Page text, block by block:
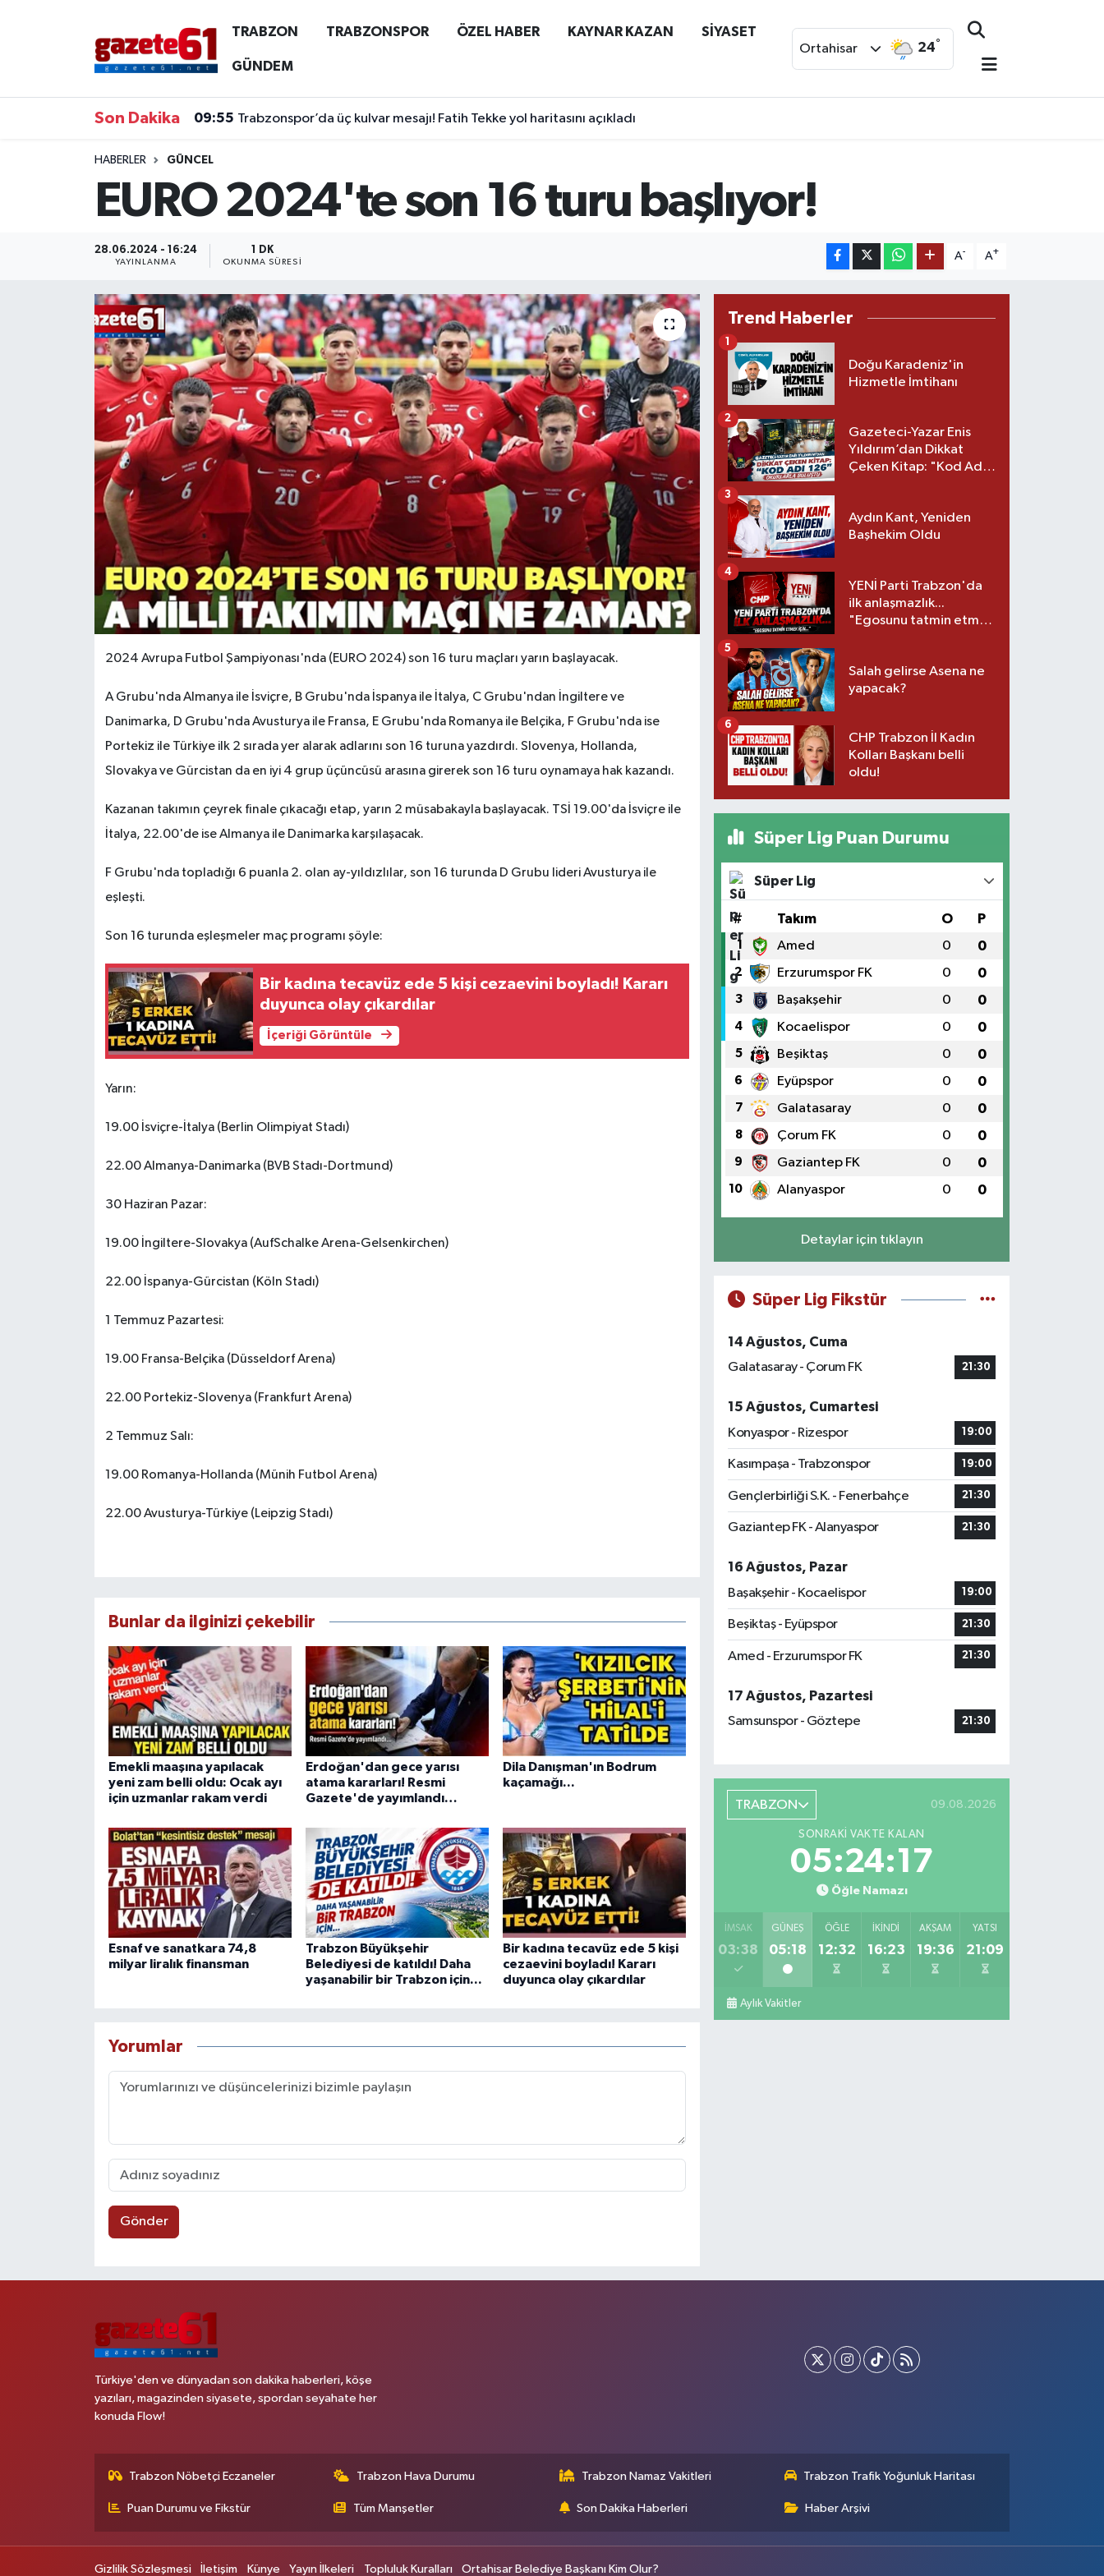
TRABZON TRABZONSPOR ÖZEL HABER KAYNAR KAZAN SİYASET
GÜNDEM
Ortahisar 24°
Son Dakika 09:55 Trabzonspor’da üç kulvar mesajı! Fatih Tekke yol haritasını açıkladı
HABERLER GÜNCEL
EURO 2024'te son 16 turu başlıyor!
28.06.2024 - 16:24
YAYINLANMA
1 DK
OKUNMA SÜRESI
A- A+
2024 Avrupa Futbol Şampiyonası'nda (EURO 2024) son 16 turu maçları yarın başlayacak.
A Grubu'nda Almanya ile İsviçre, B Grubu'nda İspanya ile İtalya, C Grubu'ndan İngiltere ve
Danimarka, D Grubu'nda Avusturya ile Fransa, E Grubu'nda Romanya ile Belçika, F Grubu'nda ise
Portekiz ile Türkiye ilk 2 sırada yer alarak adlarını son 16 turuna yazdırdı. Slovenya, Hollanda,
Slovakya ve Gürcistan da en iyi 4 grup üçüncüsü arasına girerek son 16 turu oynamaya hak kazandı.
Kazanan takımın çeyrek finale çıkacağı etap, yarın 2 müsabakayla başlayacak. TSİ 19.00'da İsviçre ile
İtalya, 22.00'de ise Almanya ile Danimarka karşılaşacak.
F Grubu'nda topladığı 6 puanla 2. olan ay-yıldızlılar, son 16 turunda D Grubu lideri Avusturya ile
eşleşti.
Son 16 turunda eşleşmeler maç programı şöyle:
Bir kadına tecavüz ede 5 kişi cezaevini boyladı! Kararı
duyunca olay çıkardılar
İçeriği Görüntüle
Yarın:
19.00 İsviçre-İtalya (Berlin Olimpiyat Stadı)
22.00 Almanya-Danimarka (BVB Stadı-Dortmund)
30 Haziran Pazar:
19.00 İngiltere-Slovakya (AufSchalke Arena-Gelsenkirchen)
22.00 İspanya-Gürcistan (Köln Stadı)
1 Temmuz Pazartesi:
19.00 Fransa-Belçika (Düsseldorf Arena)
22.00 Portekiz-Slovenya (Frankfurt Arena)
2 Temmuz Salı:
19.00 Romanya-Hollanda (Münih Futbol Arena)
22.00 Avusturya-Türkiye (Leipzig Stadı)
Bunlar da ilginizi çekebilir
Emekli maaşına yapılacak
yeni zam belli oldu: Ocak ayı
için uzmanlar rakam verdi
Erdoğan'dan gece yarısı
atama kararları! Resmi
Gazete'de yayımlandı…
Dila Danışman'ın Bodrum
kaçamağı...
Esnaf ve sanatkara 74,8
milyar liralık finansman
Trabzon Büyükşehir
Belediyesi de katıldı! Daha
yaşanabilir bir Trabzon için...
Bir kadına tecavüz ede 5 kişi
cezaevini boyladı! Kararı
duyunca olay çıkardılar
Yorumlar
Gönder
Trend Haberler
Doğu Karadeniz'in
Hizmetle İmtihanı
1
Gazeteci-Yazar Enis
Yıldırım’dan Dikkat
Çeken Kitap: "Kod Adı
2
Aydın Kant, Yeniden
Başhekim Oldu
3
YENİ Parti Trabzon'da
ilk anlaşmazlık...
"Egosunu tatmin etmek
4
Salah gelirse Asena ne
yapacak?
5
CHP Trabzon İl Kadın
Kolları Başkanı belli
oldu!
6
Süper Lig Puan Durumu
Süper Lig
# Takım O P
1 Amed 0 0
2 Erzurumspor FK 0 0
3 Başakşehir 0 0
4 Kocaelispor 0 0
5 Beşiktaş 0 0
6 Eyüpspor 0 0
7 Galatasaray 0 0
8 Çorum FK 0 0
9 Gaziantep FK 0 0
10 Alanyaspor 0 0
Detaylar için tıklayın
Süper Lig Fikstür
14 Ağustos, Cuma
Galatasaray - Çorum FK
21:30
15 Ağustos, Cumartesi
Konyaspor - Rizespor
19:00
Kasımpaşa - Trabzonspor 19:00
Gençlerbirliği S.K. - Fenerbahçe 21:30
Gaziantep FK - Alanyaspor 21:30
16 Ağustos, Pazar
Başakşehir - Kocaelispor
19:00
Beşiktaş - Eyüpspor 21:30
Amed - Erzurumspor FK 21:30
17 Ağustos, Pazartesi
Samsunspor - Göztepe
21:30
TRABZON 09.08.2026
SONRAKI VAKTE KALAN
05:24:16
Öğle Namazı
İMSAK
03:38
GÜNEŞ
05:18
ÖĞLE
12:32
İKINDI
16:23
AKŞAM
19:36
YATSI
21:09
Aylık Vakitler
Türkiye'den ve dünyadan son dakika haberleri, köşe
yazıları, magazinden siyasete, spordan seyahate her
konuda Flow!
Trabzon Nöbetçi Eczaneler Trabzon Hava Durumu Trabzon Namaz Vakitleri Trabzon Trafik Yoğunluk Haritası
Puan Durumu ve Fikstür Tüm Manşetler Son Dakika Haberleri Haber Arşivi
Gizlilik Sözleşmesi İletişim Künye Yayın İlkeleri Topluluk Kuralları Ortahisar Belediye Başkanı Kim Olur?
TRABZON
KAYNAR KAZAN
Trabzon Nöbetçi Eczaneler
Trabzon Trafik Yoğunluk Haritası
Son Dakika Haberleri
Haber Arşivi